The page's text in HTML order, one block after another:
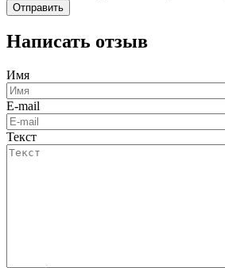
Написать отзыв
Имя
E-mail
Текст